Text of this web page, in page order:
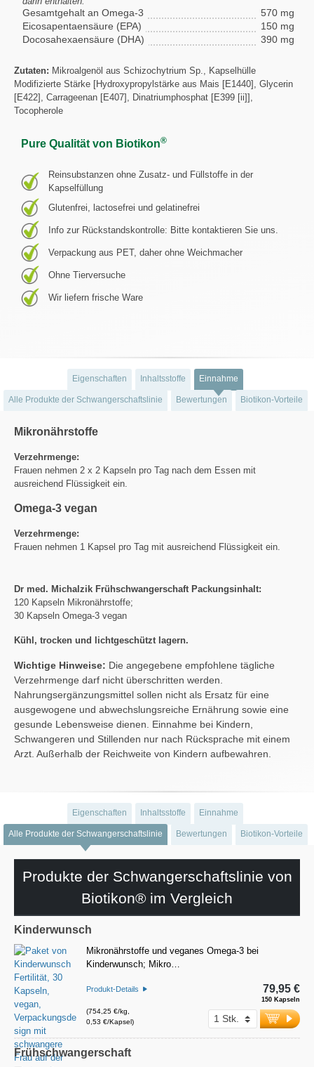
Gesamtgehalt an Omega-3
570 mg
Eicosapentaensäure (EPA)
150 mg
Docosahexaensäure (DHA)
390 mg
Zutaten: Mikroalgenöl aus Schizochytrium Sp., Kapselhülle
Modifizierte Stärke [Hydroxypropylstärke aus Mais [E1440], Glycerin
[E422], Carrageenan [E407], Dinatriumphosphat [E399 [ii]],
Tocopherole
Pure Qualität von Biotikon®
Reinsubstanzen ohne Zusatz- und Füllstoffe in der
Kapselfüllung
Glutenfrei, lactosefrei und gelatinefrei
Info zur Rückstandskontrolle: Bitte kontaktieren Sie uns.
Verpackung aus PET, daher ohne Weichmacher
Ohne Tierversuche
Wir liefern frische Ware
Eigenschaften Inhaltsstoffe Einnahme
Alle Produkte der Schwangerschaftslinie Bewertungen Biotikon-Vorteile
Mikronährstoffe
Verzehrmenge:
Frauen nehmen 2 x 2 Kapseln pro Tag nach dem Essen mit
ausreichend Flüssigkeit ein.
Omega-3 vegan
Verzehrmenge:
Frauen nehmen 1 Kapsel pro Tag mit ausreichend Flüssigkeit ein.
Dr med. Michalzik Frühschwangerschaft Packungsinhalt:
120 Kapseln Mikronährstoffe;
30 Kapseln Omega-3 vegan
Kühl, trocken und lichtgeschützt lagern.
Wichtige Hinweise: Die angegebene empfohlene tägliche
Verzehrmenge darf nicht überschritten werden.
Nahrungsergänzungsmittel sollen nicht als Ersatz für eine
ausgewogene und abwechslungsreiche Ernährung sowie eine
gesunde Lebensweise dienen. Einnahme bei Kindern,
Schwangeren und Stillenden nur nach Rücksprache mit einem
Arzt. Außerhalb der Reichweite von Kindern aufbewahren.
Eigenschaften Inhaltsstoffe Einnahme
Alle Produkte der Schwangerschaftslinie Bewertungen Biotikon-Vorteile
Produkte der Schwangerschaftslinie von
Biotikon® im Vergleich
Kinderwunsch
Mikronährstoffe und veganes Omega-3 bei
Kinderwunsch; Mikro…
Produkt-Details
(754,25 €/kg,
0,53 €/Kapsel)
150 Kapseln
79,95 €
Frühschwangerschaft